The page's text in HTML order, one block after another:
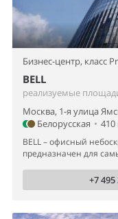
Бизнес-центр, класс
BELL
реализуемые
Москва, 1-я улица
Белорусская • 410
BELL – офисный
предназначен для
+7 495